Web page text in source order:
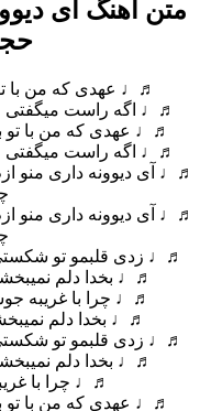
متن آهنگ آی
♬♩ عهدی که من با
♬♩ اگه راست میگفتی
♬♩ عهدی که من با تو
♬♩ اگه راست میگفتی
♬♩ آی دیوونه داری منو
♬♩ آی دیوونه داری منو
♬♩ زدی قلبمو تو
♬♩ بخدا دلم
♬♩ چرا با غریبه
♬♩ بخدا دلم
♬♩ زدی قلبمو تو
♬♩ بخدا دلم
♬♩ چرا با
♬♩ عهدی که من با تو